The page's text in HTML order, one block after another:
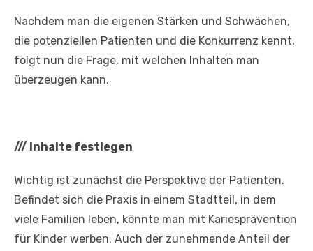
Nachdem man die eigenen Stärken und Schwächen,
die potenziellen Patienten und die Konkurrenz kennt,
folgt nun die Frage, mit welchen Inhalten man
überzeugen kann.
/// Inhalte festlegen
Wichtig ist zunächst die Perspektive der Patienten.
Befindet sich die Praxis in einem Stadtteil, in dem
viele Familien leben, könnte man mit Kariesprävention
für Kinder werben. Auch der zunehmende Anteil der